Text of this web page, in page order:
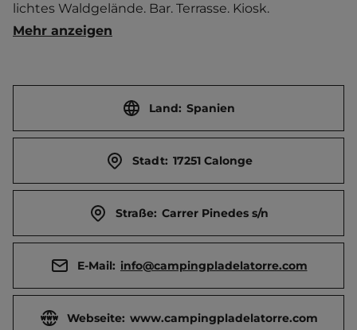
lichtes Waldgelände. Bar. Terrasse. Kiosk.
Brötchenservice.   Ort 500 m entfernt.
Mehr anzeigen
Land: Spanien
Stadt: 17251 Calonge
Straße: Carrer Pinedes s/n
E-Mail: info@campingpladelatorre.com
Webseite: www.campingpladelatorre.com